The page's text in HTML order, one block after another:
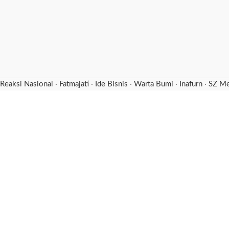
Reaksi Nasional · Fatmajati · Ide Bisnis · Warta Bumi · Inafurn · SZ